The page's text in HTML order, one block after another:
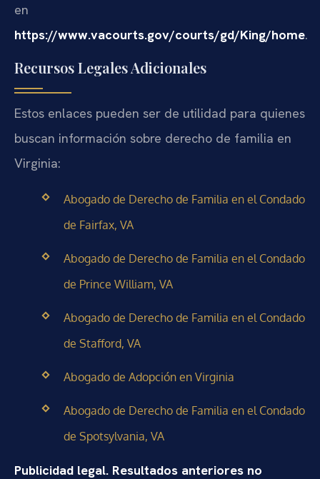
en
https://www.vacourts.gov/courts/gd/King/home.
Recursos Legales Adicionales
Estos enlaces pueden ser de utilidad para quienes
buscan información sobre derecho de familia en
Virginia:
Abogado de Derecho de Familia en el Condado
de Fairfax, VA
Abogado de Derecho de Familia en el Condado
de Prince William, VA
Abogado de Derecho de Familia en el Condado
de Stafford, VA
Abogado de Adopción en Virginia
Abogado de Derecho de Familia en el Condado
de Spotsylvania, VA
Publicidad legal. Resultados anteriores no